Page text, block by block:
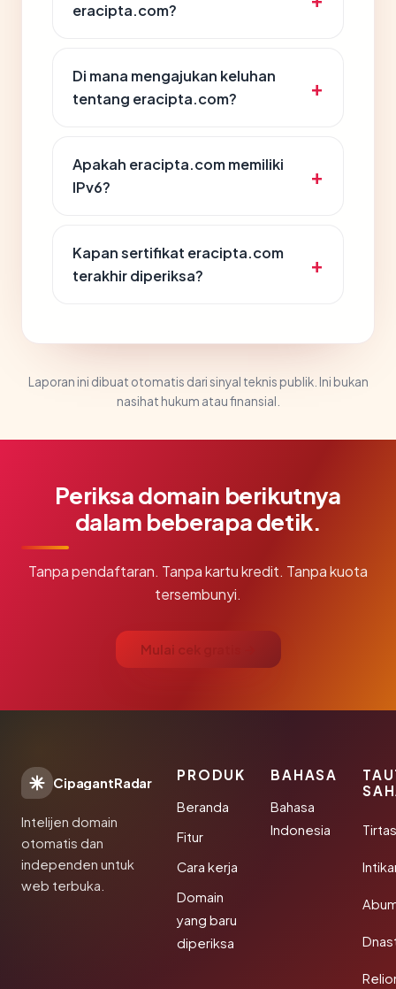
eracipta.com?
Di mana mengajukan keluhan
tentang eracipta.com?
Apakah eracipta.com memiliki
IPv6?
Kapan sertifikat eracipta.com
terakhir diperiksa?
Laporan ini dibuat otomatis dari sinyal teknis publik. Ini bukan
nasihat hukum atau finansial.
Periksa domain berikutnya
dalam beberapa detik.
Tanpa pendaftaran. Tanpa kartu kredit. Tanpa kuota
tersembunyi.
Mulai cek gratis →
CipagantRadar
Intelijen domain
otomatis dan
independen untuk
web terbuka.
PRODUK
Beranda
Fitur
Cara kerja
Domain
yang baru
diperiksa
BAHASA
Bahasa
Indonesia